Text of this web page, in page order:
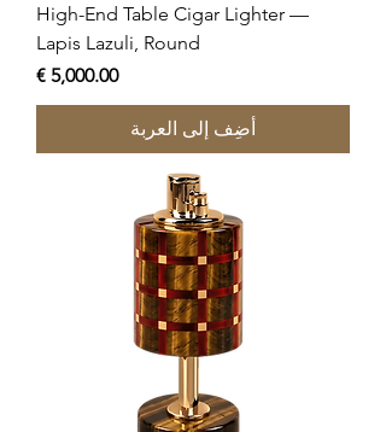
High-End Table Cigar Lighter —
Lapis Lazuli, Round
السعر
أضِف إلى العربة